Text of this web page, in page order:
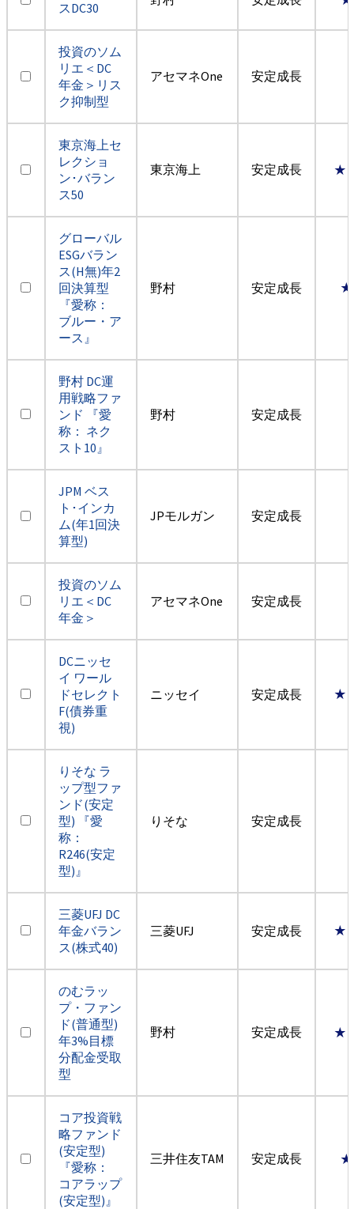
スDC30
投資のソム
リエ＜DC
年金＞リス
ク抑制型
アセマネOne 安定成長
東京海上セ
レクショ
ン･バラン
ス50
東京海上 安定成長
グローバル
ESGバラン
ス(H無)年2
回決算型
『愛称：
ブルー・ア
ース』
野村 安定成長
野村 DC運
用戦略ファ
ンド 『愛
称： ネク
スト10』
野村 安定成長
JPM ベス
ト･インカ
ム(年1回決
算型)
JPモルガン 安定成長
投資のソム
リエ＜DC
年金＞
アセマネOne 安定成長
DCニッセ
イ ワール
ドセレクト
F(債券重
視)
ニッセイ 安定成長
りそな ラ
ップ型ファ
ンド(安定
型) 『愛
称：
R246(安定
型)』
りそな 安定成長
三菱UFJ DC
年金バラン
ス(株式40)
三菱UFJ 安定成長
のむラッ
プ・ファン
ド(普通型)
年3%目標
分配金受取
型
野村 安定成長
コア投資戦
略ファンド
(安定型)
『愛称：
コアラップ
(安定型)』
三井住友TAM 安定成長